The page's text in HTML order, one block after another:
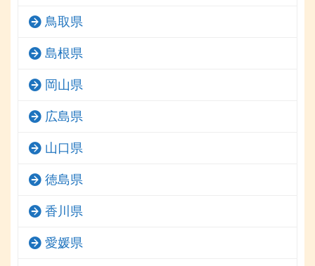
鳥取県
島根県
岡山県
広島県
山口県
徳島県
香川県
愛媛県